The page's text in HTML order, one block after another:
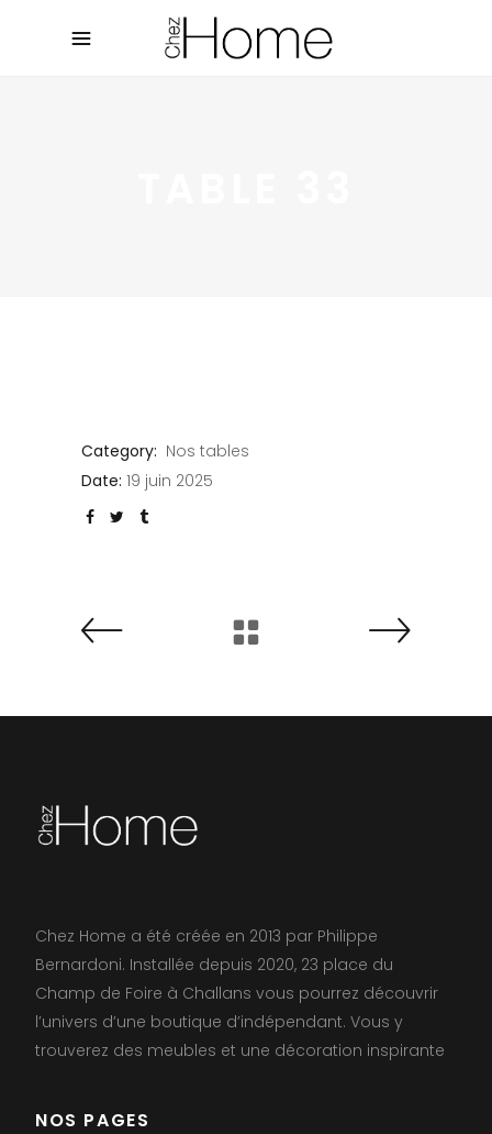
Category: Nos tables
Date: 19 juin 2025
Chez Home a été créée en 2013 par Philippe
Bernardoni. Installée depuis 2020, 23 place du
Champ de Foire à Challans vous pourrez découvrir
l’univers d’une boutique d’indépendant. Vous y
trouverez des meubles et une décoration inspirante
NOS PAGES